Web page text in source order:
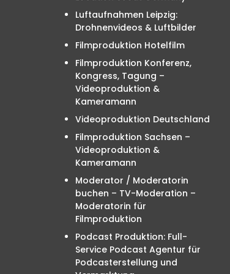
Luftaufnahmen Leipzig:
Drohnenvideos & Luftbilder
Filmproduktion Hotelfilm
Filmproduktion Konferenz,
Kongress, Tagung –
Videoproduktion &
Kameramann
Videoproduktion Deutschland
Filmproduktion Sachsen –
Videoproduktion &
Kameramann
Moderator / Moderatorin
buchen – TV-Moderation –
Moderatorin für
Filmproduktion
Podcast Produktion: Full-
Service Podcast Agentur für
Podcasterstellung und